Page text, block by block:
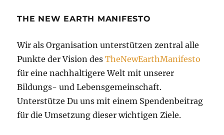
THE NEW EARTH MANIFESTO
Wir als Organisation unterstützen zentral alle
Punkte der Vision desTheNewEarthManifesto
für eine nachhaltigere Welt mit unserer
Bildungs- und Lebensgemeinschaft.
Unterstütze Du uns mit einem Spendenbeitrag
für die Umsetzung dieser wichtigen Ziele.